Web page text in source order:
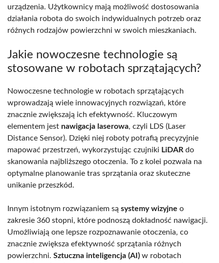
urządzenia. Użytkownicy mają możliwość dostosowania
działania robota do swoich indywidualnych potrzeb oraz
różnych rodzajów powierzchni w swoich mieszkaniach.
Jakie nowoczesne technologie są
stosowane w robotach sprzątających?
Nowoczesne technologie w robotach sprzątających
wprowadzają wiele innowacyjnych rozwiązań, które
znacznie zwiększają ich efektywność. Kluczowym
elementem jest nawigacja laserowa, czyli LDS (Laser
Distance Sensor). Dzięki niej roboty potrafią precyzyjnie
mapować przestrzeń, wykorzystując czujniki LiDAR do
skanowania najbliższego otoczenia. To z kolei pozwala na
optymalne planowanie tras sprzątania oraz skuteczne
unikanie przeszkód.
Innym istotnym rozwiązaniem są systemy wizyjne o
zakresie 360 stopni, które podnoszą dokładność nawigacji.
Umożliwiają one lepsze rozpoznawanie otoczenia, co
znacznie zwiększa efektywność sprzątania różnych
powierzchni. Sztuczna inteligencja (AI) w robotach